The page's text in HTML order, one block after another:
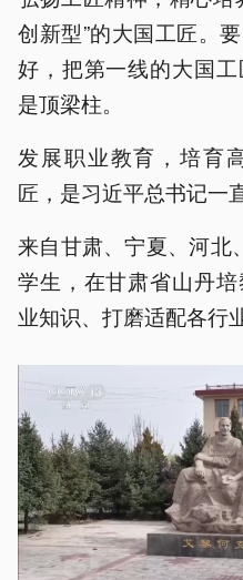
创新型”的大国工匠。
好，把第一线的大国
是顶梁柱。
发展职业教育，培育
匠，是习近平总书记一
来自甘肃、宁夏、河北
学生，在甘肃省山丹
业知识、打磨适配各行